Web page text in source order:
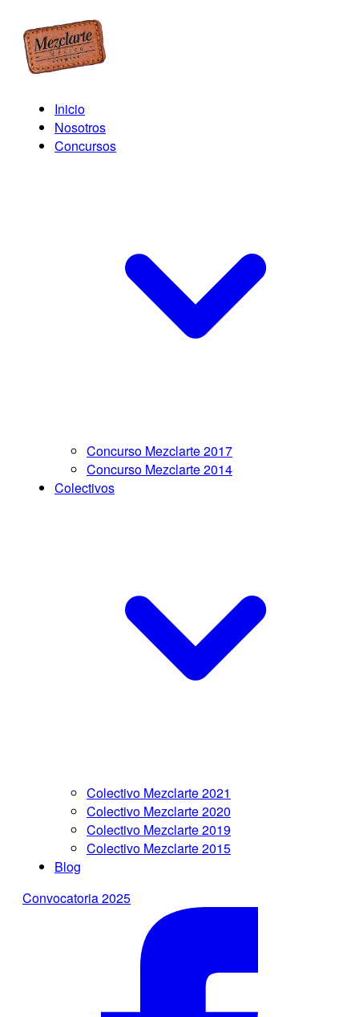
Inicio
Nosotros
Concursos
Concurso Mezclarte 2017
Concurso Mezclarte 2014
Colectivos
Colectivo Mezclarte 2021
Colectivo Mezclarte 2020
Colectivo Mezclarte 2019
Colectivo Mezclarte 2015
Blog
Convocatoria 2025